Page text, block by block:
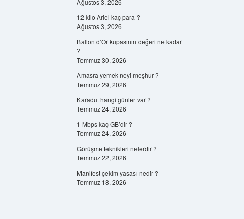
Ağustos 3, 2026
12 kilo Ariel kaç para ?
Ağustos 3, 2026
Ballon d’Or kupasının değeri ne kadar
?
Temmuz 30, 2026
Amasra yemek neyi meşhur ?
Temmuz 29, 2026
Karadut hangi günler var ?
Temmuz 24, 2026
1 Mbps kaç GB’dir ?
Temmuz 24, 2026
Görüşme teknikleri nelerdir ?
Temmuz 22, 2026
Manifest çekim yasası nedir ?
Temmuz 18, 2026